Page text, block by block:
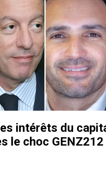
intérêts du
le choc GENZ212